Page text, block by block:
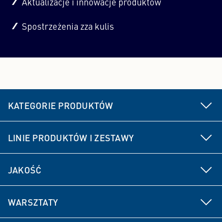
Aktualizacje i innowacje produktów
Spostrzeżenia zza kulis
KATEGORIE PRODUKTÓW
Elementy napędu
Filtry
LINIE PRODUKTÓW I ZESTAWY
MEYLE PD
JAKOŚĆ
WARSZTATY